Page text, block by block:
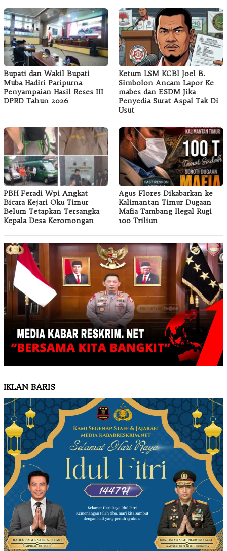
Bupati dan Wakil Bupati
Muba Hadiri Paripurna
Penyampaian Hasil Reses III
DPRD Tahun 2026
Ketum LSM KCBI Joel B.
Simbolon Ancam Lapor Ke
mabes dan ESDM Jika
Penyedia Surat Aspal Tak Di
Usut
PBH Feradi Wpi Angkat
Bicara Kejari Oku Timur
Belum Tetapkan Tersangka
Kepala Desa Keromongan
Agus Flores Dikabarkan ke
Kalimantan Timur Dugaan
Mafia Tambang Ilegal Rugi
100 Triliun
IKLAN BARIS